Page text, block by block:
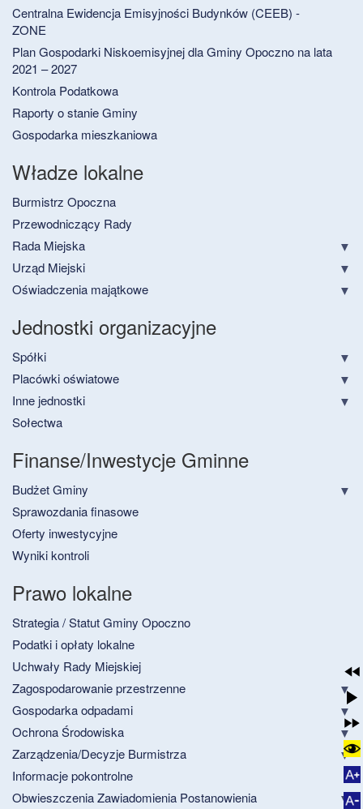
Centralna Ewidencja Emisyjności Budynków (CEEB) -
ZONE
Plan Gospodarki Niskoemisyjnej dla Gminy Opoczno na lata
2021 – 2027
Kontrola Podatkowa
Raporty o stanie Gminy
Gospodarka mieszkaniowa
Władze lokalne
Burmistrz Opoczna
Przewodniczący Rady
Rada Miejska
Urząd Miejski
Oświadczenia majątkowe
Jednostki organizacyjne
Spółki
Placówki oświatowe
Inne jednostki
Sołectwa
Finanse/Inwestycje Gminne
Budżet Gminy
Sprawozdania finasowe
Oferty inwestycyjne
Wyniki kontroli
Prawo lokalne
Strategia / Statut Gminy Opoczno
Podatki i opłaty lokalne
Uchwały Rady Miejskiej
Zagospodarowanie przestrzenne
Gospodarka odpadami
Ochrona Środowiska
Zarządzenia/Decyzje Burmistrza
Informacje pokontrolne
Obwieszczenia Zawiadomienia Postanowienia